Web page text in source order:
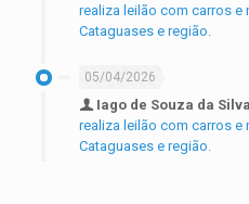
realiza leilão com carros e
Cataguases e região.
05/04/2026
Iago de Souza da Silva
realiza leilão com carros e
Cataguases e região.